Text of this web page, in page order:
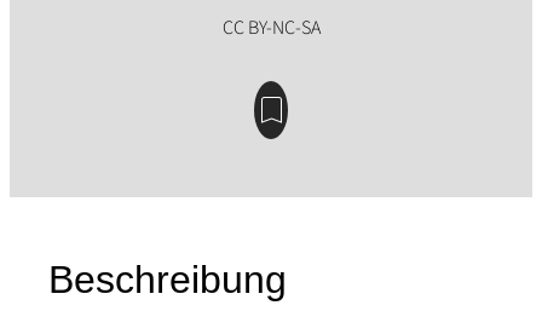
Beschreibung